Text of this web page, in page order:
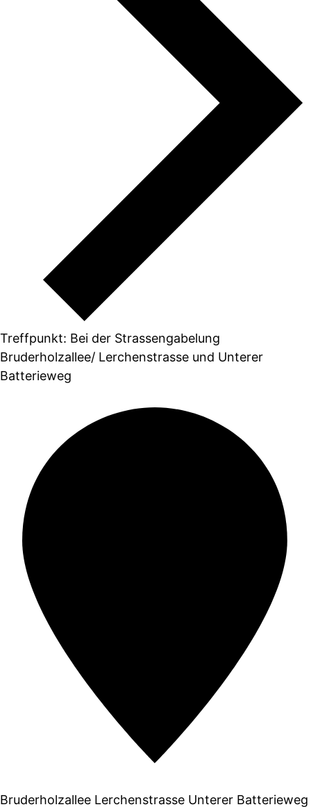
Treffpunkt: Bei der Strassengabelung
Bruderholzallee/ Lerchenstrasse und Unterer
Batterieweg
Bruderholzallee Lerchenstrasse Unterer Batterieweg